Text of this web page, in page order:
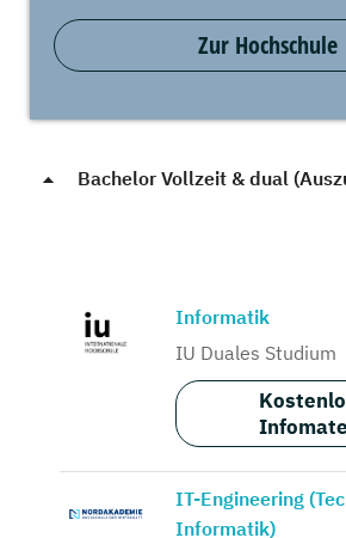
Zur Hochschule
Bachelor Vollzeit & dual
Informatik
IU Duales Studium
IT-Engineering
Informatik)